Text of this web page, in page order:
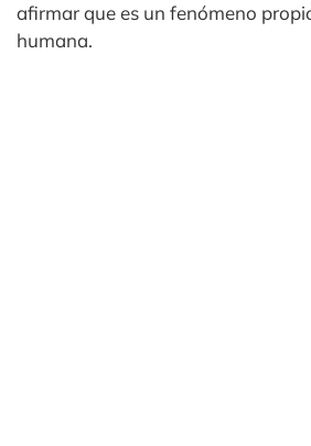
afirmar que es un fenómeno
humana.